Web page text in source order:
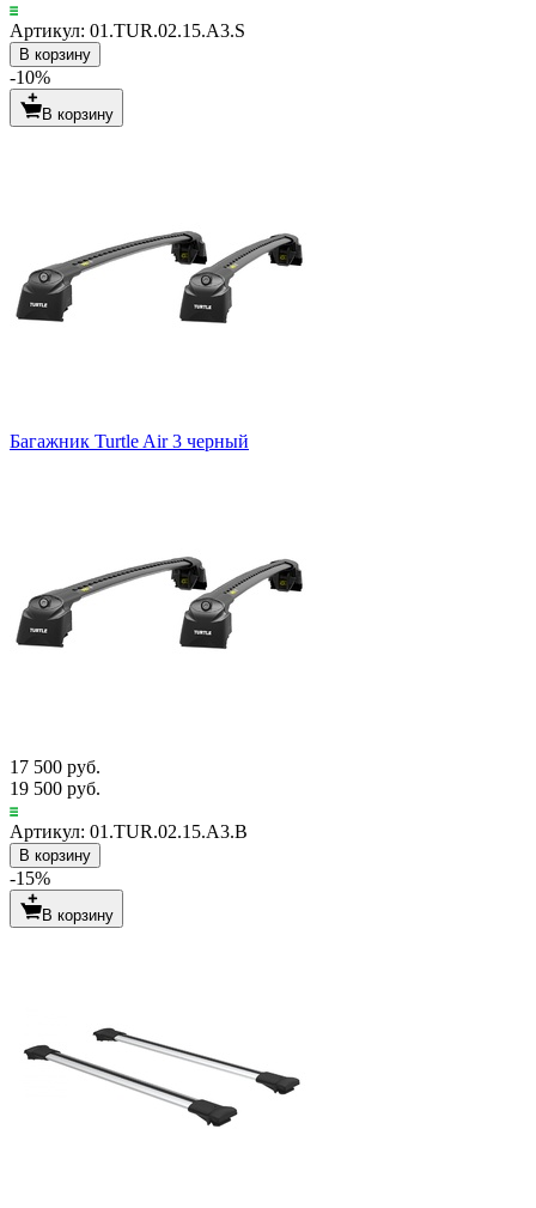
Артикул: 01.TUR.02.15.A3.S
В корзину
-10%
В корзину
Багажник Turtle Air 3 черный
17 500 руб.
19 500 руб.
Артикул: 01.TUR.02.15.A3.B
В корзину
-15%
В корзину